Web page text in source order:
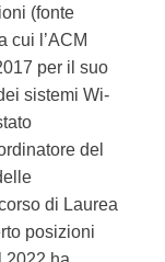
(fonte
cui l’ACM
per il suo
sistemi Wi-
del
di Laurea
posizioni